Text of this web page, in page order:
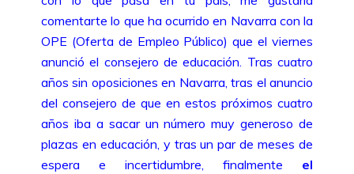
comentarte lo que ha ocurrido en Navarra con la
OPE (Oferta de Empleo Público) que el viernes
anunció el consejero de educación. Tras cuatro
años sin oposiciones en Navarra, tras el anuncio
del consejero de que en estos próximos cuatro
años iba a sacar un número muy generoso de
plazas en educación, y tras un par de meses de
espera e incertidumbre, finalmente el